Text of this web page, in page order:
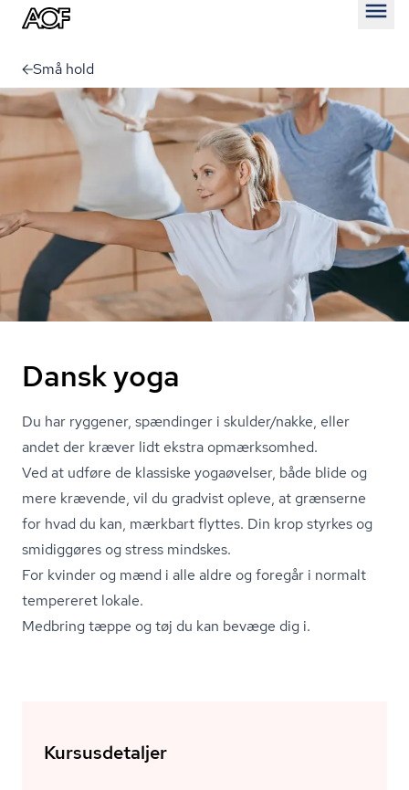
Små hold
Dansk yoga
Du har ryggener, spændinger i skulder/nakke, eller
andet der kræver lidt ekstra opmærksomhed.
Ved at udføre de klassiske yogaøvelser, både blide og
mere krævende, vil du gradvist opleve, at grænserne
for hvad du kan, mærkbart flyttes. Din krop styrkes og
smidiggøres og stress mindskes.
For kvinder og mænd i alle aldre og foregår i normalt
tempereret lokale.
Medbring tæppe og tøj du kan bevæge dig i.
Kursusdetaljer